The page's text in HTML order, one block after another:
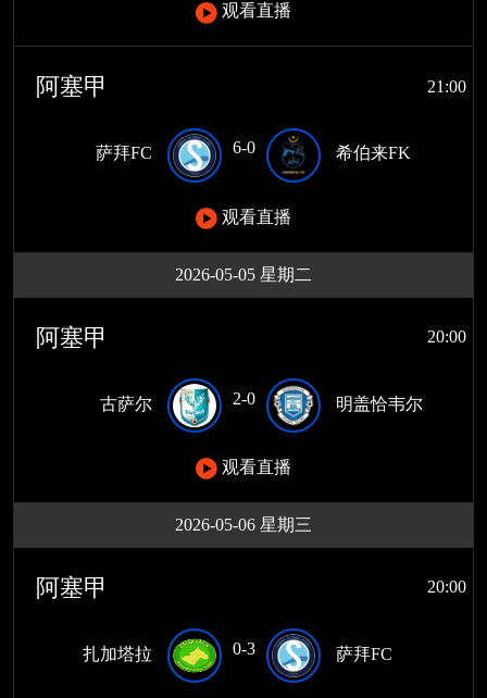
观看直播
阿塞甲 21:00
萨拜FC 6-0 希伯来FK
观看直播
2026-05-05 星期二
阿塞甲 20:00
古萨尔 2-0 明盖恰韦尔
观看直播
2026-05-06 星期三
阿塞甲 20:00
扎加塔拉 0-3 萨拜FC